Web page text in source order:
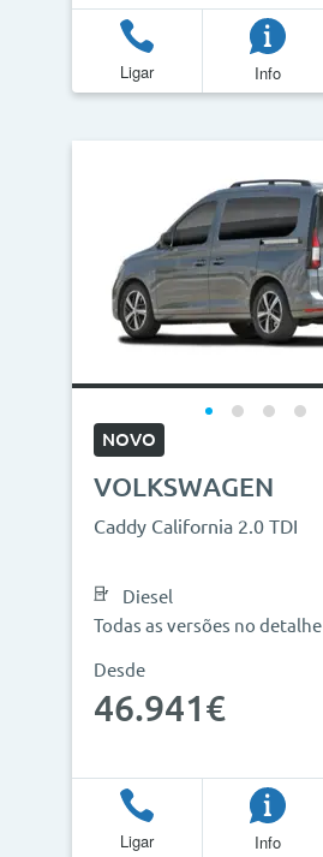
Ligar Info
NOVO
VOLKSWAGEN
Caddy California 2.0 TDI
Diesel
Todas as versões no detalhe
Desde
46.941€
Ligar Info